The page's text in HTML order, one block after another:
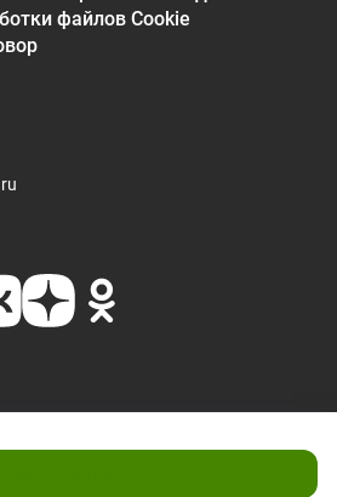
файлов Cookie